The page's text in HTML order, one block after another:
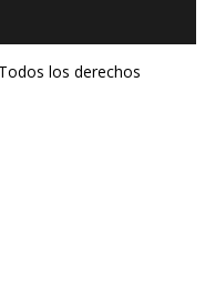
los derechos